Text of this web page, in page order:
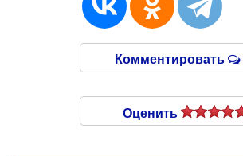
Комментировать
Оценить